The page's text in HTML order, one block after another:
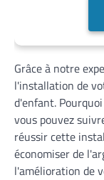
Grâce à notre
l'installation de
d'enfant.
vous pouvez
réussir cette
économiser de
l'amélioration de